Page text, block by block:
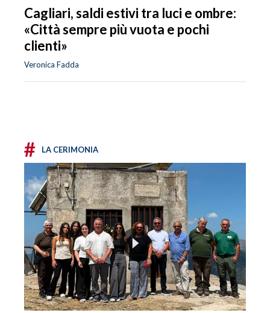
Cagliari, saldi estivi tra luci e ombre:
«Città sempre più vuota e pochi
clienti»
Veronica Fadda
# LA CERIMONIA